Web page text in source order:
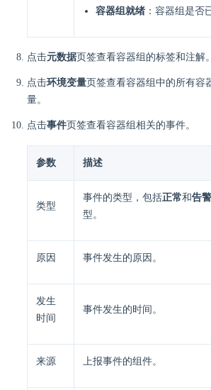
容器组就绪 ：容器组是否
点击元数据页签查看容器组的标签和注解。
点击环境变量页签查看容器组中的所有容
量。
点击事件页签查看容器组相关的事件。
参数 描述
类型
事件的类型，包括正常和告警
型。
原因 事件发生的原因。
发生
时间
事件发生的时间。
来源 上报事件的组件。